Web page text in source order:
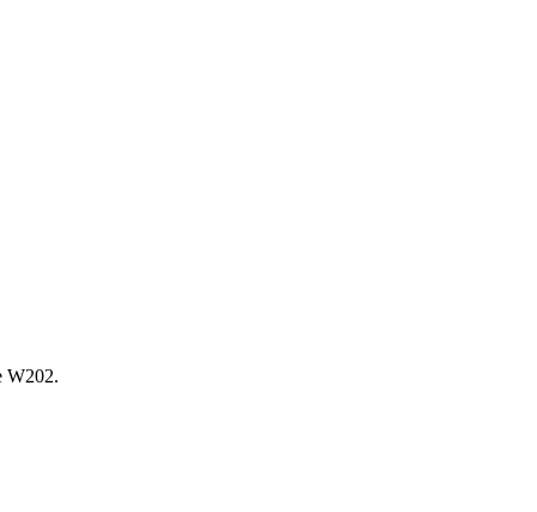
W202.